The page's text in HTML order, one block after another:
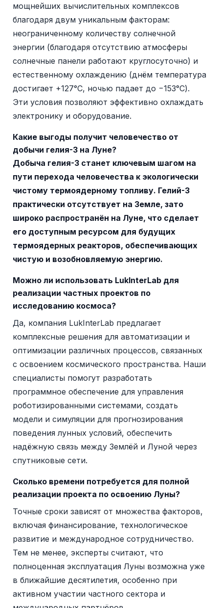
мощнейших вычислительных комплексов
благодаря двум уникальным факторам:
неограниченному количеству солнечной
энергии (благодаря отсутствию атмосферы
солнечные панели работают круглосуточно) и
естественному охлаждению (днём температура
достигает +127°C, ночью падает до −153°C).
Эти условия позволяют эффективно охлаждать
электронику и оборудование.
Какие выгоды получит человечество от
добычи гелия-3 на Луне?
Добыча гелия-3 станет ключевым шагом на
пути перехода человечества к экологически
чистому термоядерному топливу. Гелий-3
практически отсутствует на Земле, зато
широко распространён на Луне, что сделает
его доступным ресурсом для будущих
термоядерных реакторов, обеспечивающих
чистую и возобновляемую энергию.
Можно ли использовать LukInterLab для
реализации частных проектов по
исследованию космоса?
Да, компания LukInterLab предлагает
комплексные решения для автоматизации и
оптимизации различных процессов, связанных
с освоением космического пространства. Наши
специалисты помогут разработать
программное обеспечение для управления
роботизированными системами, создать
модели и симуляции для прогнозирования
поведения лунных условий, обеспечить
надёжную связь между Землёй и Луной через
спутниковые сети.
Сколько времени потребуется для полной
реализации проекта по освоению Луны?
Точные сроки зависят от множества факторов,
включая финансирование, технологическое
развитие и международное сотрудничество.
Тем не менее, эксперты считают, что
полноценная эксплуатация Луны возможна уже
в ближайшие десятилетия, особенно при
активном участии частного сектора и